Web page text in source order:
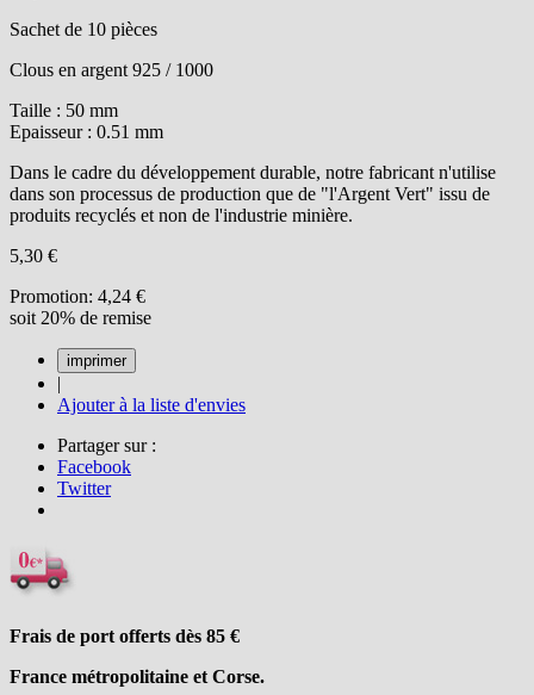
Sachet de 10 pièces
Clous en argent 925 / 1000
Taille : 50 mm
Epaisseur : 0.51 mm
Dans le cadre du développement durable, notre fabricant n'utilise
dans son processus de production que de "l'Argent Vert" issu de
produits recyclés et non de l'industrie minière.
5,30 €
Promotion: 4,24 €
soit 20% de remise
|
Ajouter à la liste d'envies
Partager sur :
Facebook
Twitter
Frais de port offerts dès 85 €
France métropolitaine et Corse.